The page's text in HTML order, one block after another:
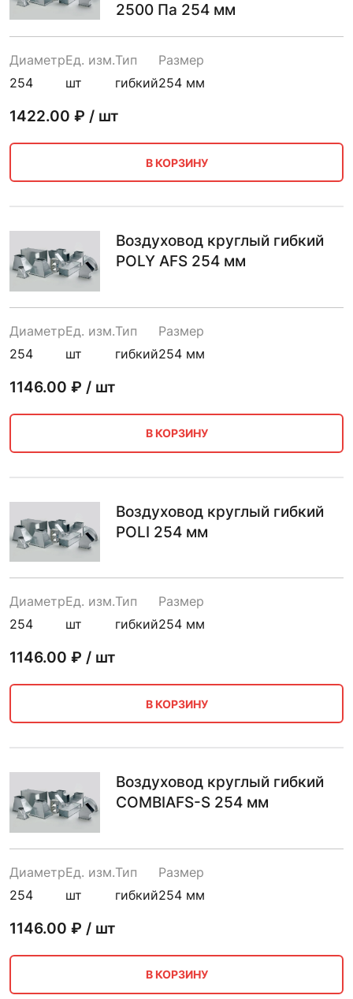
2500 Па 254 мм
Диаметр
254
Ед. изм.
шт
Тип
гибкий
Размер
254 мм
1422.00 ₽ / шт
В КОРЗИНУ
Воздуховод круглый гибкий
POLY AFS 254 мм
Диаметр
254
Ед. изм.
шт
Тип
гибкий
Размер
254 мм
1146.00 ₽ / шт
В КОРЗИНУ
Воздуховод круглый гибкий
POLI 254 мм
Диаметр
254
Ед. изм.
шт
Тип
гибкий
Размер
254 мм
1146.00 ₽ / шт
В КОРЗИНУ
Воздуховод круглый гибкий
COMBIAFS-S 254 мм
Диаметр
254
Ед. изм.
шт
Тип
гибкий
Размер
254 мм
1146.00 ₽ / шт
В КОРЗИНУ